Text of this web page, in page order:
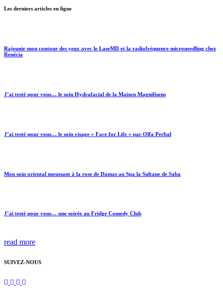
Les derniers articles en ligne
Rajeunir mon contour des yeux avec le LaseMD et la radiofréquence microneedling chez
Renécia
J’ai testé pour vous… le soin Hydrafacial de la Maison Magnifisens
J’ai testé pour vous… le soin visage « Face for Life » par Olfa Perbal
Mon soin oriental moussant à la rose de Damas au Spa la Sultane de Saba
J’ai testé pour vous… une soirée au Fridge Comedy Club
read more
SUIVEZ-NOUS